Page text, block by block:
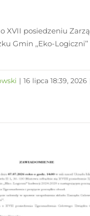
XVII posiedzeniu
Gmin ,,Eko-Logiczni’’
| 16 lipca 18:39, 2026